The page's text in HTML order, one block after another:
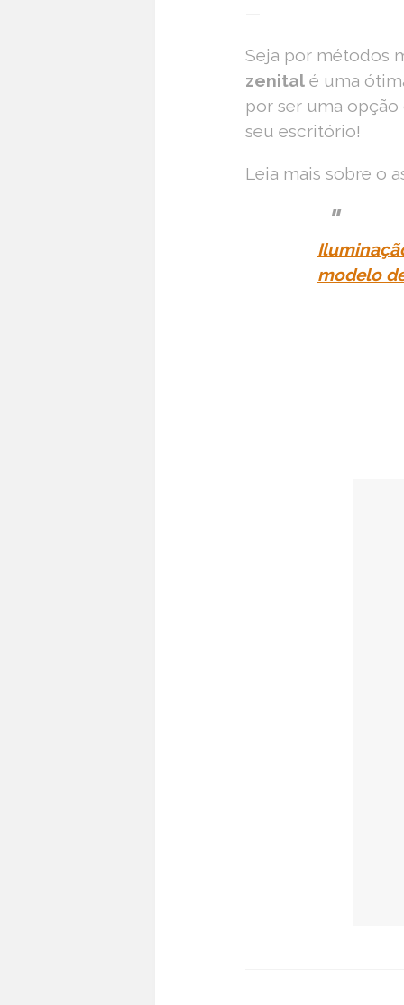
—
Seja por métodos
zenital é uma
por ser uma opção
seu escritório!
Leia mais sobre o
modelo